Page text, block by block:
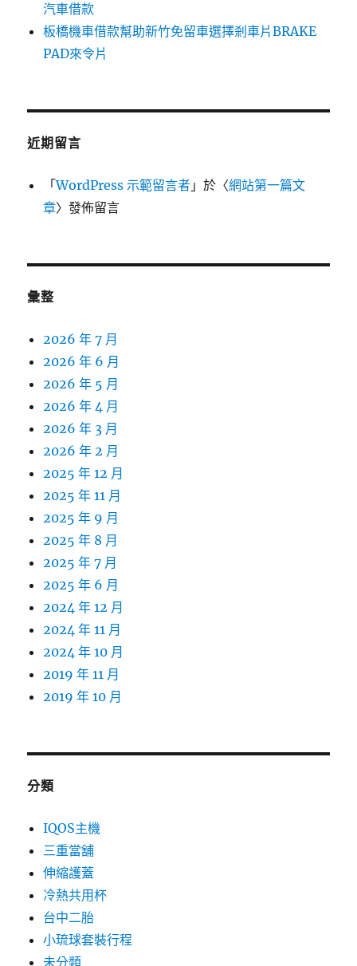
汽車借款
板橋機車借款幫助新竹免留車選擇剎車片BRAKE
PAD來令片
近期留言
「WordPress 示範留言者 」於〈網站第一篇文
章〉發佈留言
彙整
2026 年 7 月
2026 年 6 月
2026 年 5 月
2026 年 4 月
2026 年 3 月
2026 年 2 月
2025 年 12 月
2025 年 11 月
2025 年 9 月
2025 年 8 月
2025 年 7 月
2025 年 6 月
2024 年 12 月
2024 年 11 月
2024 年 10 月
2019 年 11 月
2019 年 10 月
分類
IQOS主機
三重當舖
伸縮護蓋
冷熱共用杯
台中二胎
小琉球套裝行程
未分類